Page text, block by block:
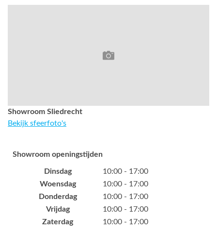
Showroom Sliedrecht
Bekijk sfeerfoto's
Showroom openingstijden
Dinsdag
10:00 - 17:00
Woensdag
10:00 - 17:00
Donderdag
10:00 - 17:00
Vrijdag
10:00 - 17:00
Zaterdag
10:00 - 17:00